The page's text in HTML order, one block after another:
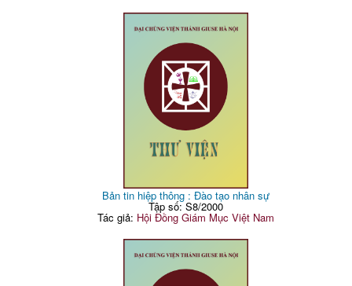
Bản tin hiệp thông : Đào tạo nhân sự
Tập số: S8/2000
Tác giả: Hội Đồng Giám Mục Việt Nam